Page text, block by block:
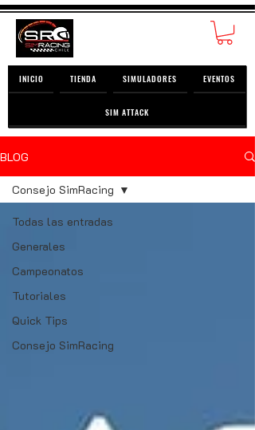
INICIO TIENDA SIMULADORES EVENTOS
SIM ATTACK
BLOG
Todas las entradas
Generales
Campeonatos
Tutoriales
Quick Tips
Consejo SimRacing
Consejo SimRacing